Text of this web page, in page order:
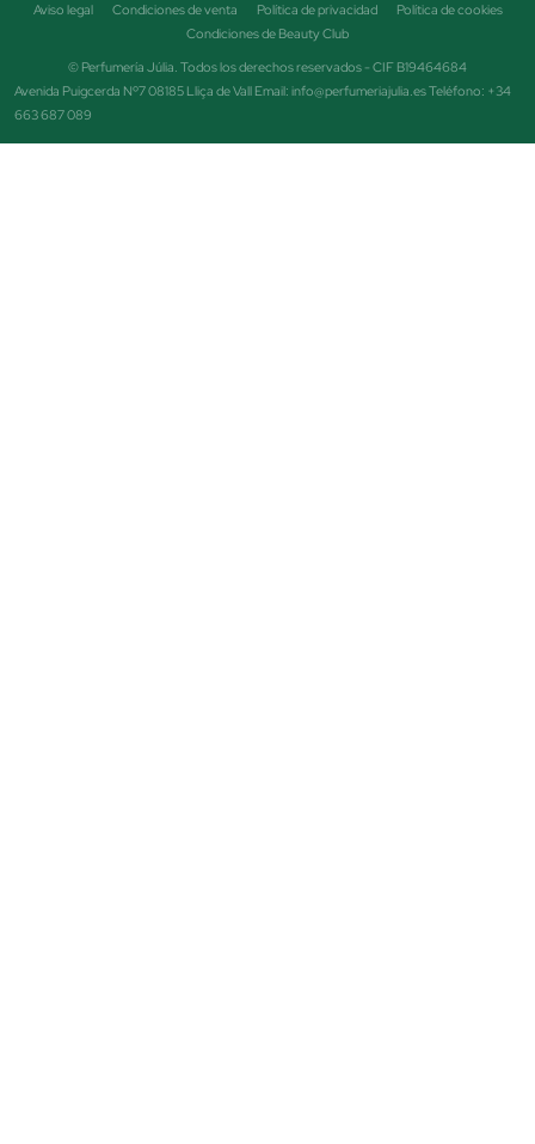
© Perfumería Júlia. Todos los derechos reservados - CIF B19464684
Aviso legal Condiciones de venta Política de privacidad
Política de cookies
Condiciones de Beauty Club
Avenida Puigcerda Nº7 08185 Lliça de Vall Email: info@perfumeriajulia.es Teléfono: +34
663 687 089